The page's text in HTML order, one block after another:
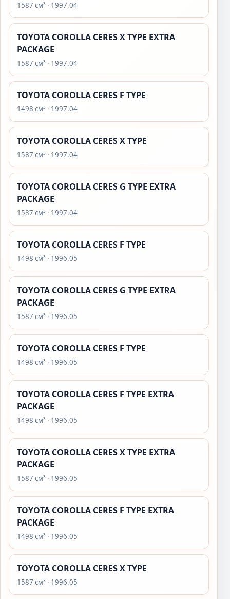
1587 см³ · 1997.04
TOYOTA COROLLA CERES X TYPE EXTRA
PACKAGE
1587 см³ · 1997.04
TOYOTA COROLLA CERES F TYPE
1498 см³ · 1997.04
TOYOTA COROLLA CERES X TYPE
1587 см³ · 1997.04
TOYOTA COROLLA CERES G TYPE EXTRA
PACKAGE
1587 см³ · 1997.04
TOYOTA COROLLA CERES F TYPE
1498 см³ · 1996.05
TOYOTA COROLLA CERES G TYPE EXTRA
PACKAGE
1587 см³ · 1996.05
TOYOTA COROLLA CERES F TYPE
1498 см³ · 1996.05
TOYOTA COROLLA CERES F TYPE EXTRA
PACKAGE
1498 см³ · 1996.05
TOYOTA COROLLA CERES X TYPE EXTRA
PACKAGE
1587 см³ · 1996.05
TOYOTA COROLLA CERES F TYPE EXTRA
PACKAGE
1498 см³ · 1996.05
TOYOTA COROLLA CERES X TYPE
1587 см³ · 1996.05